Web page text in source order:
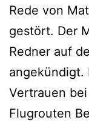
Rede von
gestört. Der
Redner auf
angekündigt.
Vertrauen
Flugrouten